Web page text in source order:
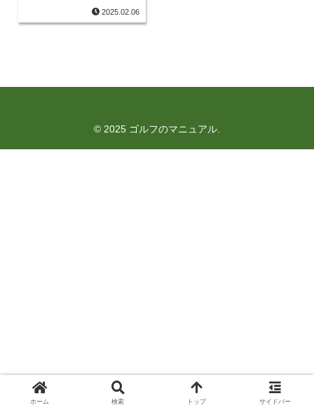
2025.02.06
© 2025 ゴルフのマニュアル.
ホーム 検索 トップ サイドバー